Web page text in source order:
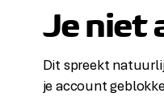
Je niet
Dit spreekt
je account